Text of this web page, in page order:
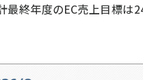
最終年度のEC売上目標は